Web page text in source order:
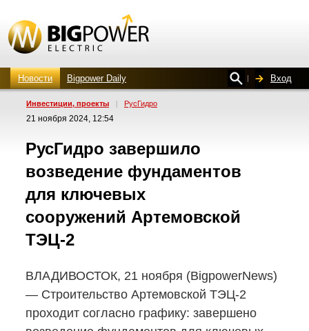
Новости Bigpower Daily Вход
Инвестиции, проекты | РусГидро
21 ноября 2024, 12:54
РусГидро завершило
возведение фундаментов
для ключевых
сооружений Артемовской
ТЭЦ-2
ВЛАДИВОСТОК, 21 ноября (BigpowerNews)
— Строительство Артемовской ТЭЦ-2
проходит согласно графику: завершено